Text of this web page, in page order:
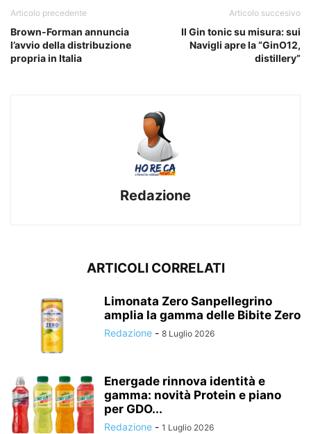
Articolo precedente
Brown-Forman annuncia
l’avvio della distribuzione
propria in Italia
Articolo succesivo
Il Gin tonic su misura: sui
Navigli apre la “GinO12,
distillery”
Redazione
ARTICOLI CORRELATI
Limonata Zero Sanpellegrino
amplia la gamma delle Bibite Zero
Redazione - 8 Luglio 2026
Energade rinnova identità e
gamma: novità Protein e piano
per GDO...
Redazione - 1 Luglio 2026